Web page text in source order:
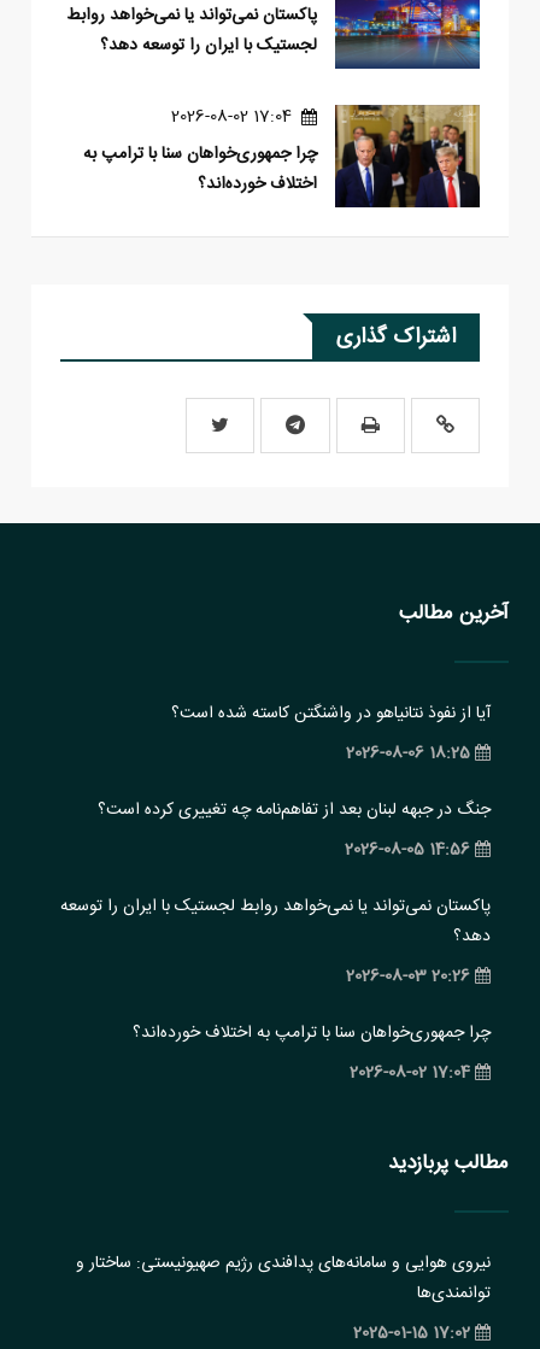
پاکستان نمی‌تواند یا نمی‌خواهد روابط
لجستیک با ایران را توسعه دهد؟
17:04 2026-08-02
چرا جمهوری‌خواهان سنا با ترامپ به
اختلاف خورده‌اند؟
اشتراک گذاری
آخرین مطالب
آیا از نفوذ نتانیاهو در واشنگتن کاسته شده است؟
18:25 2026-08-06
جنگ در جبهه لبنان بعد از تفاهم‌نامه چه تغییری کرده است؟
14:56 2026-08-05
پاکستان نمی‌تواند یا نمی‌خواهد روابط لجستیک با ایران را توسعه
دهد؟
20:26 2026-08-03
چرا جمهوری‌خواهان سنا با ترامپ به اختلاف خورده‌اند؟
17:04 2026-08-02
مطالب پربازدید
نیروی هوایی و سامانه‌های پدافندی رژیم صهیونیستی: ساختار و
‏توانمندی‌ها
17:02 2025-01-15